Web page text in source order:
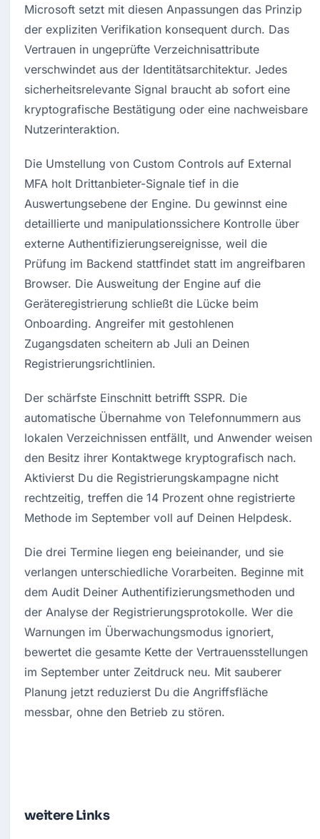
Microsoft setzt mit diesen Anpassungen das Prinzip
der expliziten Verifikation konsequent durch. Das
Vertrauen in ungeprüfte Verzeichnisattribute
verschwindet aus der Identitätsarchitektur. Jedes
sicherheitsrelevante Signal braucht ab sofort eine
kryptografische Bestätigung oder eine nachweisbare
Nutzerinteraktion.
Die Umstellung von Custom Controls auf External
MFA holt Drittanbieter-Signale tief in die
Auswertungsebene der Engine. Du gewinnst eine
detaillierte und manipulationssichere Kontrolle über
externe Authentifizierungsereignisse, weil die
Prüfung im Backend stattfindet statt im angreifbaren
Browser. Die Ausweitung der Engine auf die
Geräteregistrierung schließt die Lücke beim
Onboarding. Angreifer mit gestohlenen
Zugangsdaten scheitern ab Juli an Deinen
Registrierungsrichtlinien.
Der schärfste Einschnitt betrifft SSPR. Die
automatische Übernahme von Telefonnummern aus
lokalen Verzeichnissen entfällt, und Anwender weisen
den Besitz ihrer Kontaktwege kryptografisch nach.
Aktivierst Du die Registrierungskampagne nicht
rechtzeitig, treffen die 14 Prozent ohne registrierte
Methode im September voll auf Deinen Helpdesk.
Die drei Termine liegen eng beieinander, und sie
verlangen unterschiedliche Vorarbeiten. Beginne mit
dem Audit Deiner Authentifizierungsmethoden und
der Analyse der Registrierungsprotokolle. Wer die
Warnungen im Überwachungsmodus ignoriert,
bewertet die gesamte Kette der Vertrauensstellungen
im September unter Zeitdruck neu. Mit sauberer
Planung jetzt reduzierst Du die Angriffsfläche
messbar, ohne den Betrieb zu stören.
weitere Links